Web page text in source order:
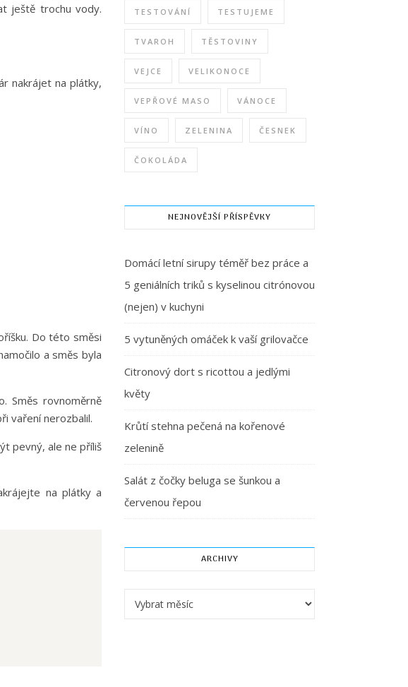
ještě trochu vody.
nakrájet na plátky,
Do této směsi
a směs byla
Směs rovnoměrně
vaření nerozbalil.
pevný, ale ne příliš
na plátky a
TESTOVÁNÍ TESTUJEME
TVAROH TĚSTOVINY
VEJCE VELIKONOCE
VEPŘOVÉ MASO VÁNOCE
VÍNO ZELENINA ČESNEK
ČOKOLÁDA
NEJNOVĚJŠÍ PŘÍSPĚVKY
Domácí letní sirupy téměř bez práce a
5 geniálních triků s kyselinou citrónovou
(nejen) v kuchyni
5 vytuněných omáček k vaší grilovačce
Citronový dort s ricottou a jedlými
květy
Krůtí stehna pečená na kořenové
zelenině
Salát z čočky beluga se šunkou a
červenou řepou
ARCHIVY